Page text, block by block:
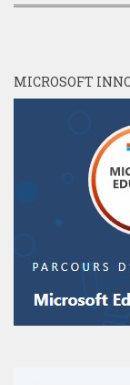
MICROSOFT